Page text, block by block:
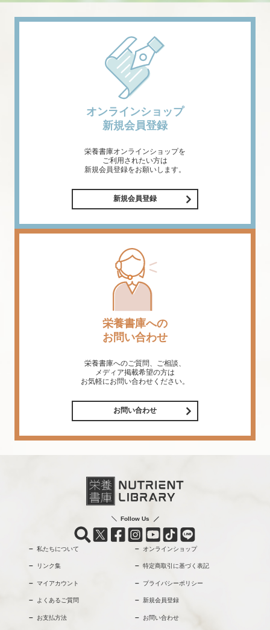
オンラインショップ
新規会員登録
栄養書庫オンラインショップを
ご利用されたい方は
新規会員登録をお願いします。
新規会員登録
栄養書庫への
お問い合わせ
栄養書庫へのご質問、ご相談、
メディア掲載希望の方は
お気軽にお問い合わせください。
お問い合わせ
Follow Us
私たちについて オンラインショップ
リンク集 特定商取引に基づく表記
マイアカウント プライバシーポリシー
よくあるご質問 新規会員登録
お支払方法 お問い合わせ